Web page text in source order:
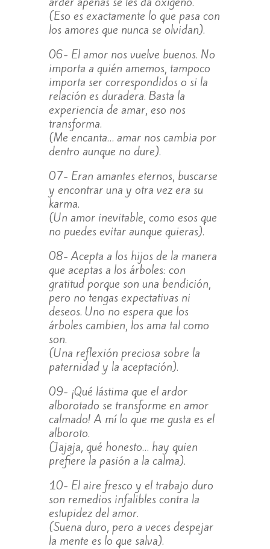
(Eso es exactamente lo que pasa con
los amores que nunca se olvidan).
06- El amor nos vuelve buenos. No
importa a quién amemos, tampoco
importa ser correspondidos o si la
relación es duradera. Basta la
experiencia de amar, eso nos
transforma.
(Me encanta… amar nos cambia por
dentro aunque no dure).
07- Eran amantes eternos, buscarse
y encontrar una y otra vez era su
karma.
(Un amor inevitable, como esos que
no puedes evitar aunque quieras).
08- Acepta a los hijos de la manera
que aceptas a los árboles: con
gratitud porque son una bendición,
pero no tengas expectativas ni
deseos. Uno no espera que los
árboles cambien, los ama tal como
son.
(Una reflexión preciosa sobre la
paternidad y la aceptación).
09- ¡Qué lástima que el ardor
alborotado se transforme en amor
calmado! A mí lo que me gusta es el
alboroto.
(Jajaja, qué honesto… hay quien
prefiere la pasión a la calma).
10- El aire fresco y el trabajo duro
son remedios infalibles contra la
estupidez del amor.
(Suena duro, pero a veces despejar
la mente es lo que salva).